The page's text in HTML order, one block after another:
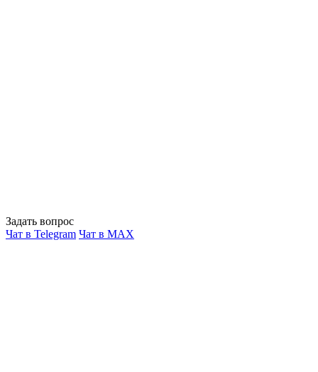
Задать вопрос
Чат в Telegram Чат в MAX